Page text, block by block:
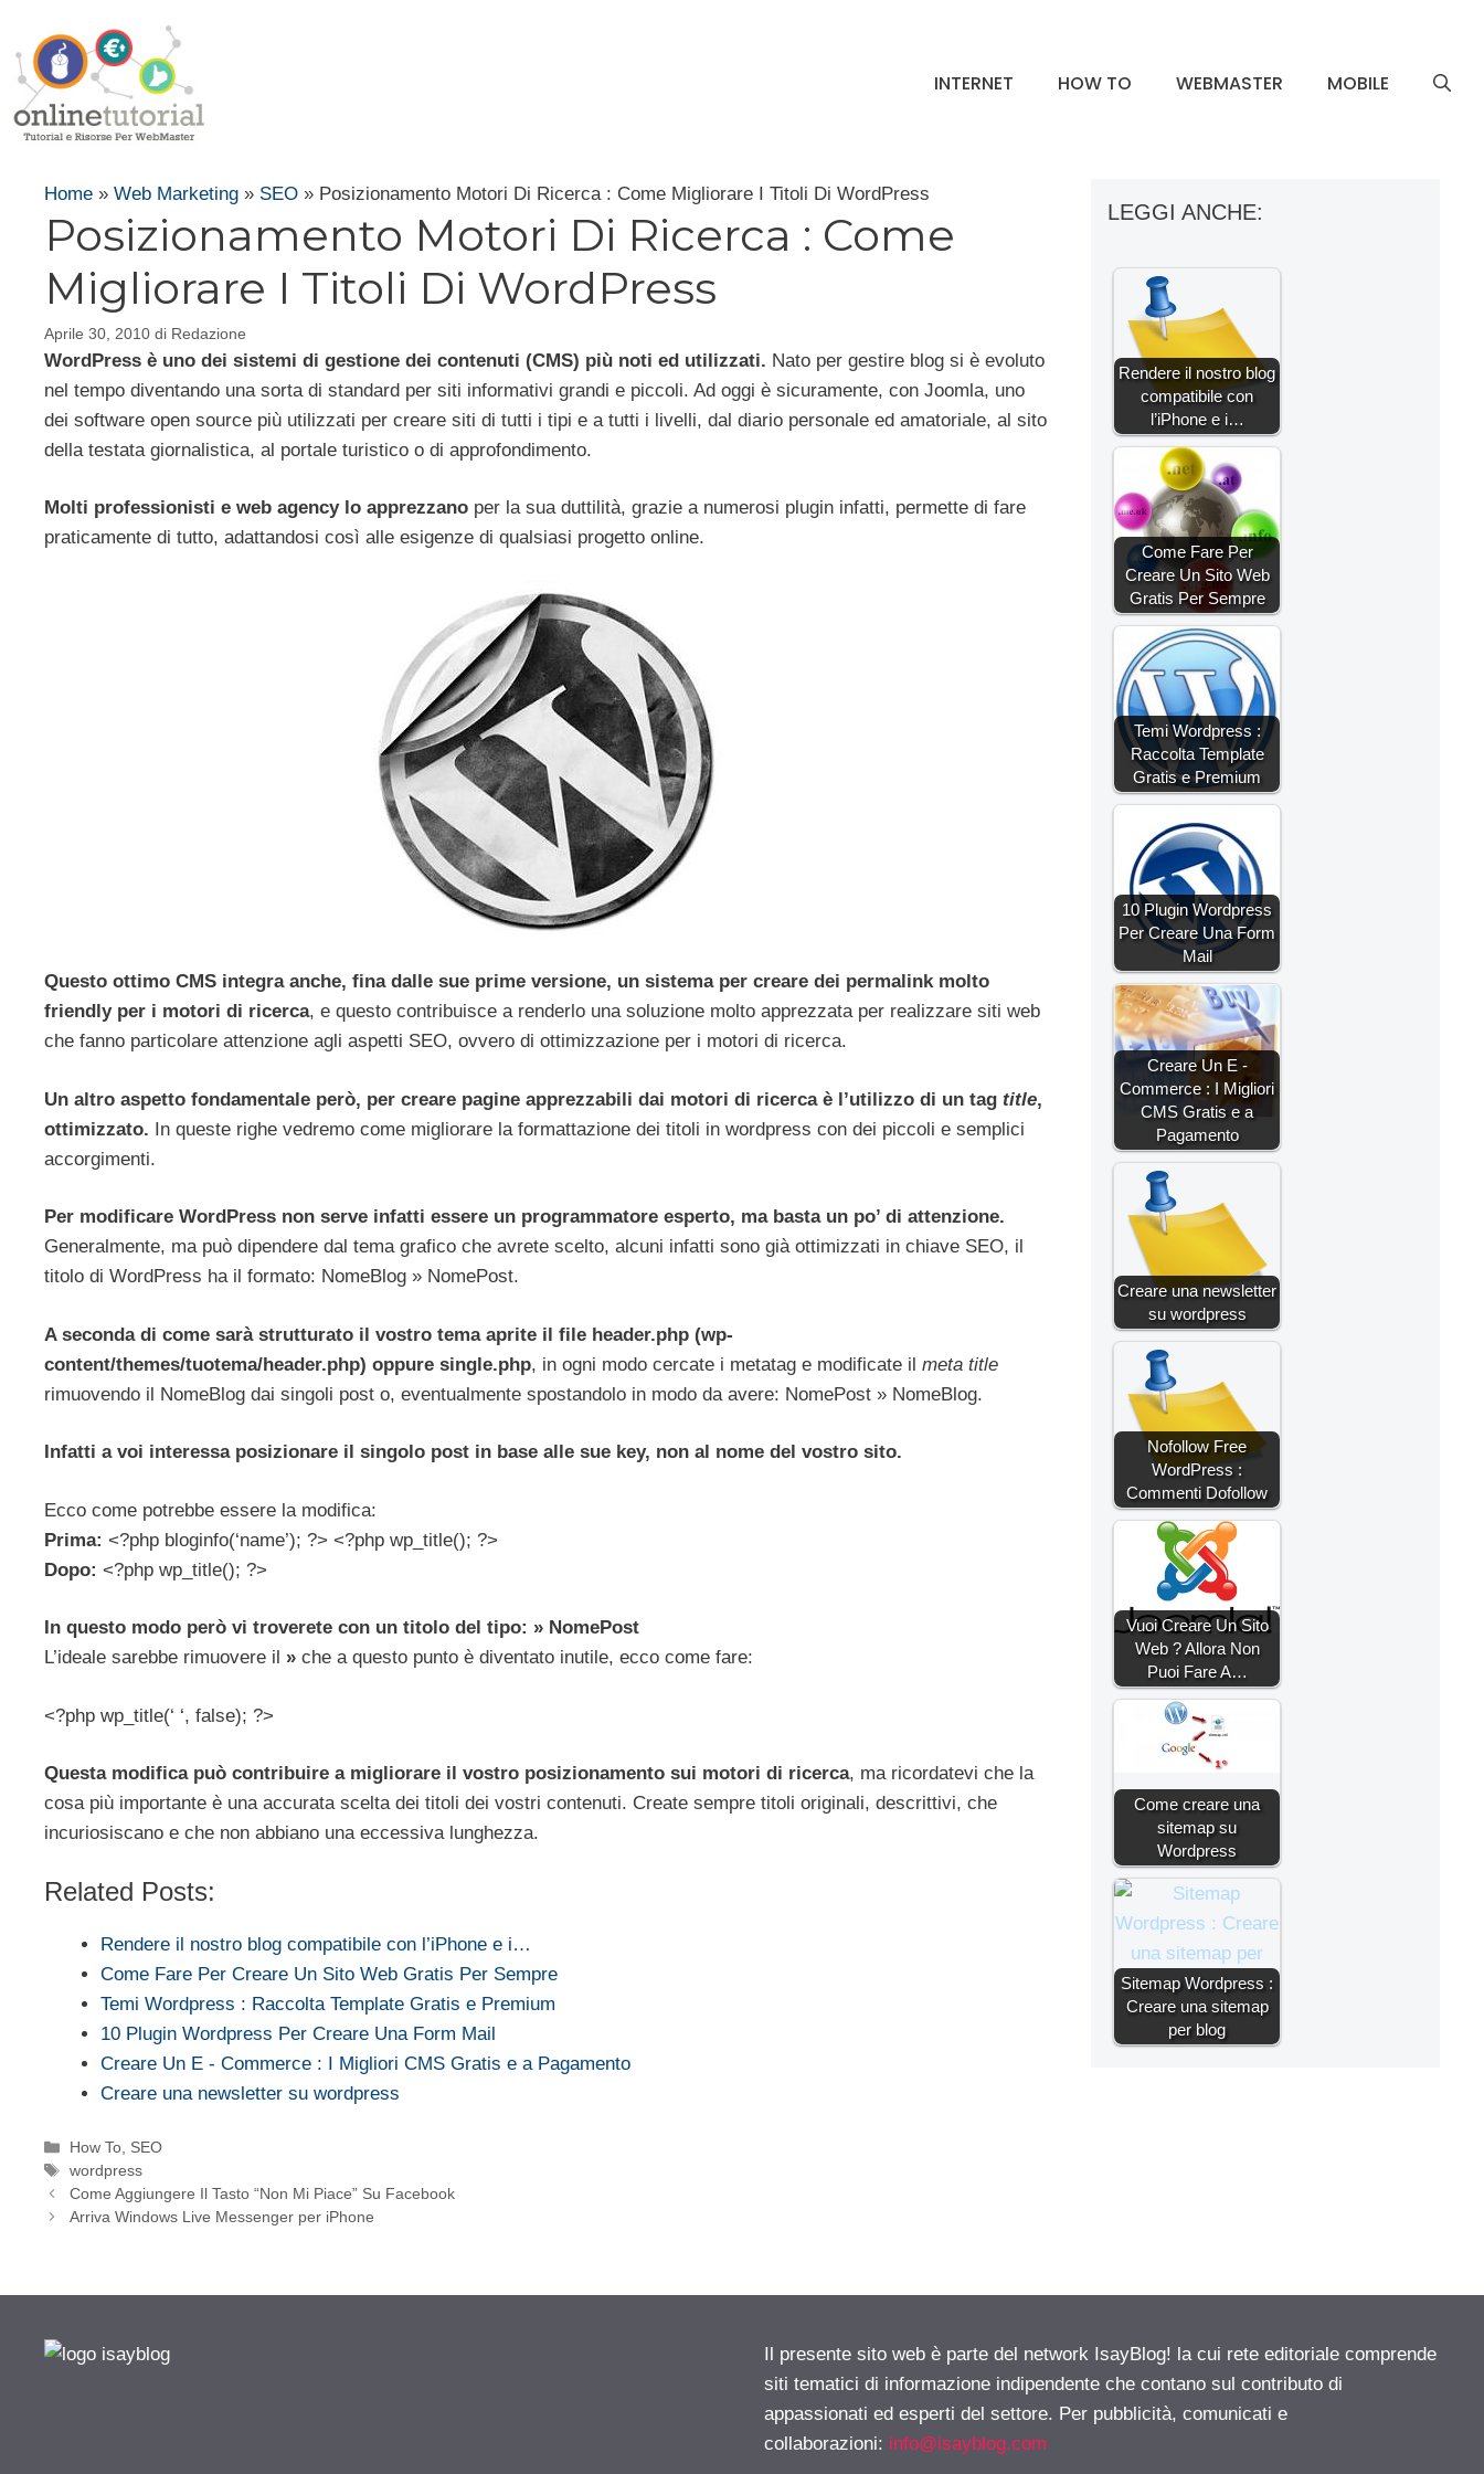
contenuto
INTERNET HOW TO WEBMASTER MOBILE
Home » Web Marketing » SEO » Posizionamento Motori Di Ricerca : Come Migliorare I Titoli Di WordPress
Posizionamento Motori Di Ricerca : Come
Migliorare I Titoli Di WordPress
Aprile 30, 2010 di Redazione
WordPress è uno dei sistemi di gestione dei contenuti (CMS) più noti ed utilizzati. Nato per gestire blog si è evoluto
nel tempo diventando una sorta di standard per siti informativi grandi e piccoli. Ad oggi è sicuramente, con Joomla, uno
dei software open source più utilizzati per creare siti di tutti i tipi e a tutti i livelli, dal diario personale ed amatoriale, al sito
della testata giornalistica, al portale turistico o di approfondimento.
Molti professionisti e web agency lo apprezzano per la sua duttilità, grazie a numerosi plugin infatti, permette di fare
praticamente di tutto, adattandosi così alle esigenze di qualsiasi progetto online.
Questo ottimo CMS integra anche, fina dalle sue prime versione, un sistema per creare dei permalink molto
friendly per i motori di ricerca, e questo contribuisce a renderlo una soluzione molto apprezzata per realizzare siti web
che fanno particolare attenzione agli aspetti SEO, ovvero di ottimizzazione per i motori di ricerca.
Un altro aspetto fondamentale però, per creare pagine apprezzabili dai motori di ricerca è l’utilizzo di un tag title,
ottimizzato. In queste righe vedremo come migliorare la formattazione dei titoli in wordpress con dei piccoli e semplici
accorgimenti.
Per modificare WordPress non serve infatti essere un programmatore esperto, ma basta un po’ di attenzione.
Generalmente, ma può dipendere dal tema grafico che avrete scelto, alcuni infatti sono già ottimizzati in chiave SEO, il
titolo di WordPress ha il formato: NomeBlog » NomePost.
A seconda di come sarà strutturato il vostro tema aprite il file header.php (wp-
content/themes/tuotema/header.php) oppure single.php, in ogni modo cercate i metatag e modificate il meta title
rimuovendo il NomeBlog dai singoli post o, eventualmente spostandolo in modo da avere: NomePost » NomeBlog.
Infatti a voi interessa posizionare il singolo post in base alle sue key, non al nome del vostro sito.
Ecco come potrebbe essere la modifica:
Prima: <?php bloginfo(‘name’); ?> <?php wp_title(); ?>
Dopo: <?php wp_title(); ?>
In questo modo però vi troverete con un titolo del tipo: » NomePost
L’ideale sarebbe rimuovere il » che a questo punto è diventato inutile, ecco come fare:
<?php wp_title(‘ ‘, false); ?>
Questa modifica può contribuire a migliorare il vostro posizionamento sui motori di ricerca, ma ricordatevi che la
cosa più importante è una accurata scelta dei titoli dei vostri contenuti. Create sempre titoli originali, descrittivi, che
incuriosiscano e che non abbiano una eccessiva lunghezza.
Related Posts:
Rendere il nostro blog compatibile con l’iPhone e i…
Come Fare Per Creare Un Sito Web Gratis Per Sempre
Temi Wordpress : Raccolta Template Gratis e Premium
10 Plugin Wordpress Per Creare Una Form Mail
Creare Un E - Commerce : I Migliori CMS Gratis e a Pagamento
Creare una newsletter su wordpress
Categorie
How To, SEO
Tag
wordpress
Come Aggiungere Il Tasto “Non Mi Piace” Su Facebook
Arriva Windows Live Messenger per iPhone
LEGGI ANCHE:
Rendere il nostro blog
compatibile con
l’iPhone e i…
Come Fare Per
Creare Un Sito Web
Gratis Per Sempre
Temi Wordpress :
Raccolta Template
Gratis e Premium
10 Plugin Wordpress
Per Creare Una Form
Mail
Creare Un E -
Commerce : I Migliori
CMS Gratis e a
Pagamento
Creare una newsletter
su wordpress
Nofollow Free
WordPress :
Commenti Dofollow
Vuoi Creare Un Sito
Web ? Allora Non
Puoi Fare A…
Come creare una
sitemap su
Wordpress
Sitemap Wordpress :
Creare una sitemap
per blog
Il presente sito web è parte del network IsayBlog! la cui rete editoriale comprende
siti tematici di informazione indipendente che contano sul contributo di
appassionati ed esperti del settore. Per pubblicità, comunicati e
collaborazioni: info@isayblog.com